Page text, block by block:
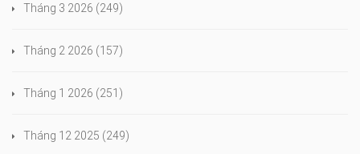
Tháng 3 2026 (249)
Tháng 2 2026 (157)
Tháng 1 2026 (251)
Tháng 12 2025 (249)